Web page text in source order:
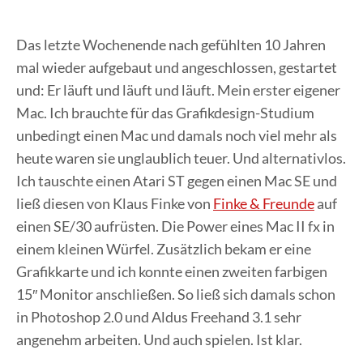
Das letzte Wochenende nach gefühlten 10 Jahren
mal wieder aufgebaut und angeschlossen, gestartet
und: Er läuft und läuft und läuft. Mein erster eigener
Mac. Ich brauchte für das Grafikdesign-Studium
unbedingt einen Mac und damals noch viel mehr als
heute waren sie unglaublich teuer. Und alternativlos.
Ich tauschte einen Atari ST gegen einen Mac SE und
ließ diesen von Klaus Finke von Finke & Freundeauf
einen SE/30 aufrüsten. Die Power eines Mac II fx in
einem kleinen Würfel. Zusätzlich bekam er eine
Grafikkarte und ich konnte einen zweiten farbigen
15″ Monitor anschließen. So ließ sich damals schon
in Photoshop 2.0 und Aldus Freehand 3.1 sehr
angenehm arbeiten. Und auch spielen. Ist klar.